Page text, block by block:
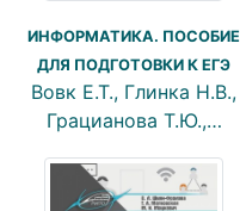
ИНФОРМАТИКА. ПОСОБИЕ
ДЛЯ ПОДГОТОВКИ К ЕГЭ
Вовк Е.Т., Глинка Н.В.,
Грацианова Т.Ю.,…